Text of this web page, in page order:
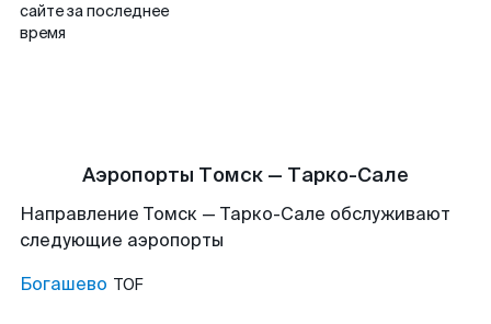
сайте за последнее
время
Аэропорты Томск — Тарко-Сале
Направление Томск — Тарко-Сале обслуживают
следующие аэропорты
Богашево TOF